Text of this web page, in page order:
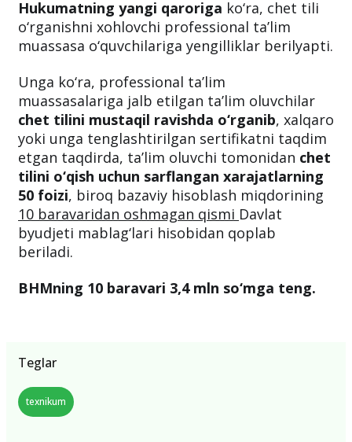
Hukumatning yangi qaroriga ko‘ra, chet tili
o‘rganishni xohlovchi professional ta’lim
muassasa o‘quvchilariga yengilliklar berilyapti.
Unga ko‘ra, professional ta’lim
muassasalariga jalb etilgan ta’lim oluvchilar
chet tilini mustaqil ravishda o‘rganib, xalqaro
yoki unga tenglashtirilgan sertifikatni taqdim
etgan taqdirda, ta’lim oluvchi tomonidan chet
tilini o‘qish uchun sarflangan xarajatlarning
50 foizi, biroq bazaviy hisoblash miqdorining
10 baravaridan oshmagan qismi Davlat
byudjeti mablag‘lari hisobidan qoplab
beriladi.
BHMning 10 baravari 3,4 mln so‘mga teng.
Teglar
texnikum